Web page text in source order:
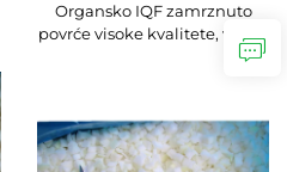
Organsko IQF zamrznuto
povrće visoke kvalitete, velika
količina, uključujući ljuske
kockasti oblik